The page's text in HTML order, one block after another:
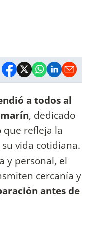
a todos al
, dedicado
que refleja la
vida cotidiana.
y personal, el
cercanía y
antes de